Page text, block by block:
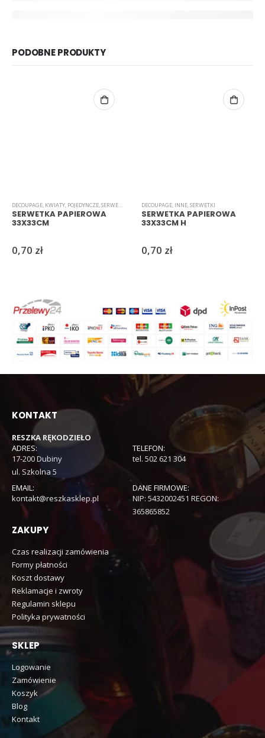
PODOBNE PRODUKTY
DECOUPAGE, KWIATY, POJEDYNCZE,SERWETKI ZWIERZĘTA/NATURA
SERWETKA PAPIEROWA
33X33CM
0,70 zł
DECOUPAGE, INNE,SERWETKI
SERWETKA PAPIEROWA
33X33CM H
0,70 zł
KONTAKT
RESZKA RĘKODZIEŁO
ADRES:
17-200 Dubiny
ul. Szkolna 5
TELEFON:
tel. 502 621 304
EMAIL:
kontakt@reszkasklep.pl
DANE FIRMOWE:
NIP: 5432002451 REGON:
365865852
ZAKUPY
Czas realizacji zamówienia
Formy płatności
Koszt dostawy
Reklamacje i zwroty
Regulamin sklepu
Polityka prywatności
SKLEP
Logowanie
Zamówienie
Koszyk
Blog
Kontakt